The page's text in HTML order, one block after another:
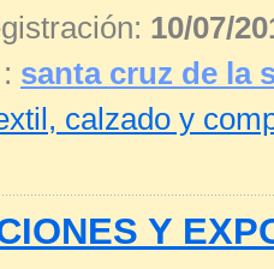
10/07/
santa cruz de la
calzado y
Y